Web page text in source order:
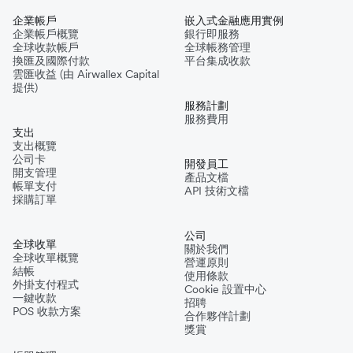
企業帳戶
企業帳戶概覽
全球收款帳戶
換匯及國際付款
雲匯收益 (由 Airwallex Capital
提供)
支出
支出概覽
公司卡
開支管理
帳單支付
採購訂單
全球收單
全球收單概覽
結帳
外掛支付程式
一鍵收款
POS 收款方案
嵌入式金融應用實例
銀行即服務
全球帳務管理
平台集成收款
服務計劃
服務費用
開發員工
產品文檔
API 技術文檔
公司
關於我們
營運原則
使用條款
Cookie 設置中心
招聘
合作夥伴計劃
獎賞